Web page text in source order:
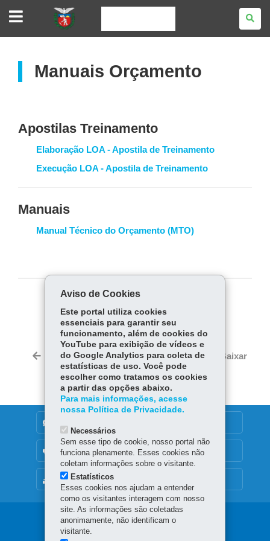
SIAFIC
INTEGRADO
ADMINISTRAÇÃO
FINANCEIRA,
Manuais Orçamento
Apostilas Treinamento
Elaboração LOA - Apostila de Treinamento
Execução LOA - Apostila de Treinamento
Manuais
Manual Técnico do Orçamento (MTO)
Fa
ce
bo
ok
Tw
itt
er
ha
ts
Ap
p
Voltar Início Imprimir Baixar
MAPA DO SITE
OUVIDORIA
Navegação
Aviso de Cookies
Este portal utiliza cookies
essenciais para garantir seu
funcionamento, além de cookies do
YouTube para exibição de vídeos e
do Google Analytics para coleta de
estatísticas de uso. Você pode
escolher como tratamos os cookies
a partir das opções abaixo.
Para mais informações, acesse
nossa Política de Privacidade.
Necessários
Sem esse tipo de cookie, nosso portal não
funciona plenamente. Esses cookies não
coletam informações sobre o visitante.
Estatísticos
Esses cookies nos ajudam a entender
como os visitantes interagem com nosso
site. As informações são coletadas
anonimamente, não identificam o
visitante.